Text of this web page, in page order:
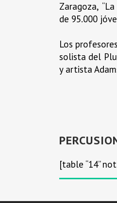
Zaragoza,
de 95.000
Los
solista del
y artista
[table “14”